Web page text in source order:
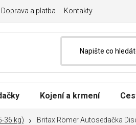
Doprava a platba Kontakty
Kojení a krmení
36 kg) Britax Römer Autosedačka